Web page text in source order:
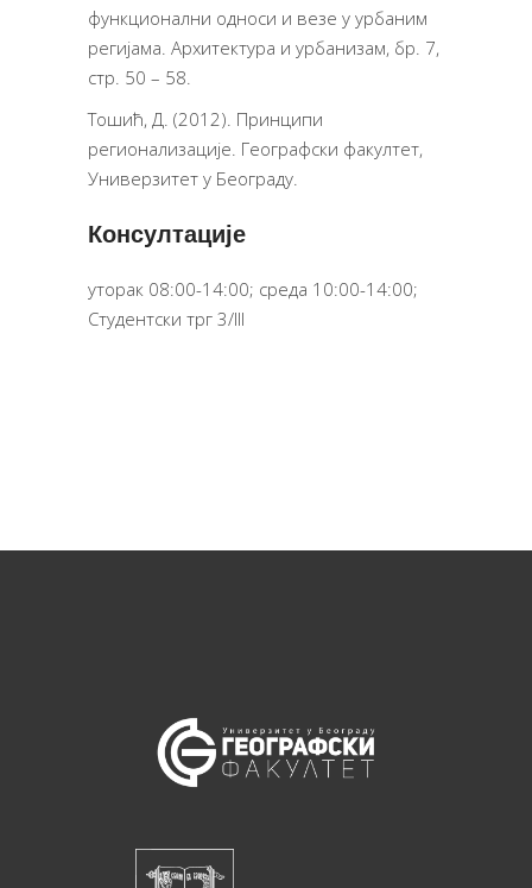
функционални односи и везе у урбаним
регијама. Архитектура и урбанизам, бр. 7,
стр. 50 – 58.
Тошић, Д. (2012). Принципи
регионализације. Географски факултет,
Универзитет у Београду.
Консултације
уторак 08:00-14:00; среда 10:00-14:00;
Студентски трг 3/III